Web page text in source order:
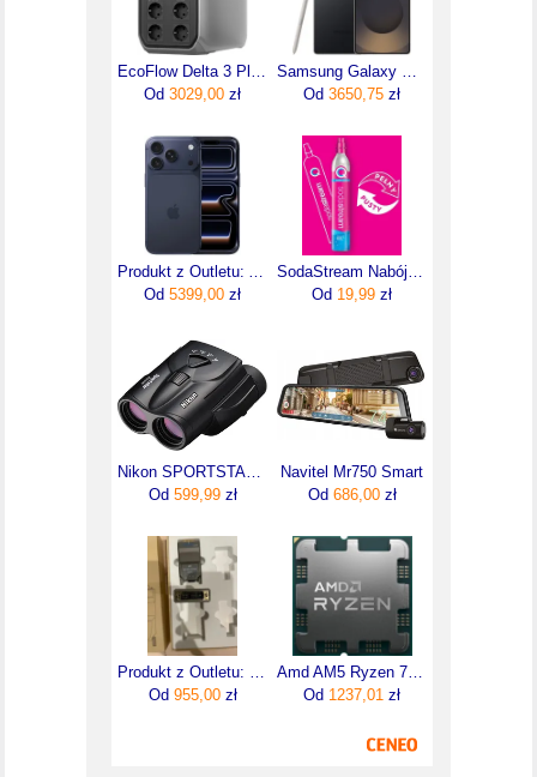
EcoFlow Delta 3 Plus 1800W/1024Wh Przenośna stacja zasilania
Od 3029,00 zł
Samsung Galaxy S25 Ultra SM-S938 12/256GB Tytanowy Czarny
Od 3650,75 zł
Produkt z Outletu: Apple Iphone 17 Pro 256Gb Głębinowy Błękit Deep Blue
Od 5399,00 zł
SodaStream Nabój CO2 Wymiana Butli (Cylindra) Twist Connect Online Różowy
Od 19,99 zł
Nikon SPORTSTAR ZOOM 8-24x25 Czarna
Od 599,99zł
Navitel Mr750 Smart
Od 686,00zł
Produkt z Outletu: Streambox Extender Dvi Światłowód
Od 955,00zł
Amd AM5 Ryzen 7 7800X3D Tray 4,2GHz (100000000910)
Od 1237,01 zł